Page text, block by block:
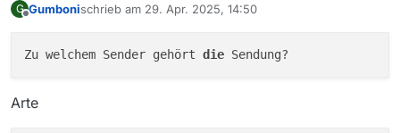
G Gumbonischrieb am 29. Apr. 2025, 14:50
zuletzt editiert von
Zu welchem Sender gehört die
Arte